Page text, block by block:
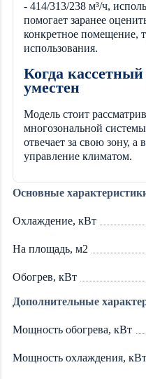
- 414/313/238 м³/ч,
помогает заранее
конкретное помещение,
использования.
Когда
уместен
Модель стоит
многозональной
отвечает за свою зону, а
управление климатом.
Основные
Охлаждение, кВт
На площадь, м2
Обогрев, кВт
Дополнительные
Мощность обогрева, кВт
Мощность охлаждения, кВт